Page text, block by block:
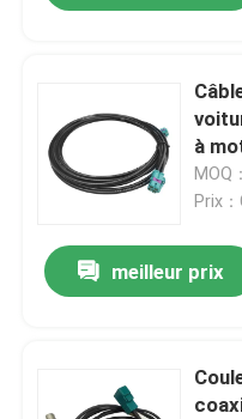
Maison
à
MOQ
Prix
meilleur prix